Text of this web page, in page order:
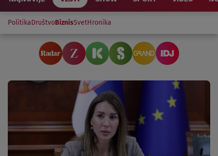
PolitikaDruštvoBiznisSvetHronika